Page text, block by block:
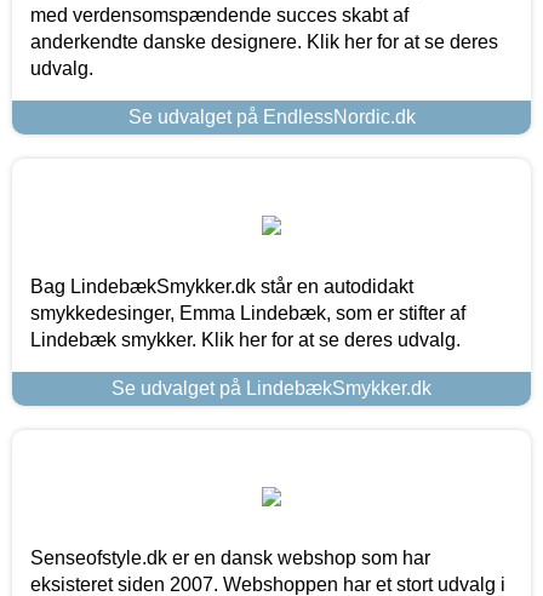
med verdensomspændende succes skabt af
anderkendte danske designere. Klik her for at se deres
udvalg.
Se udvalget på EndlessNordic.dk
Bag LindebækSmykker.dk står en autodidakt
smykkedesinger, Emma Lindebæk, som er stifter af
Lindebæk smykker. Klik her for at se deres udvalg.
Se udvalget på LindebækSmykker.dk
Senseofstyle.dk er en dansk webshop som har
eksisteret siden 2007. Webshoppen har et stort udvalg i